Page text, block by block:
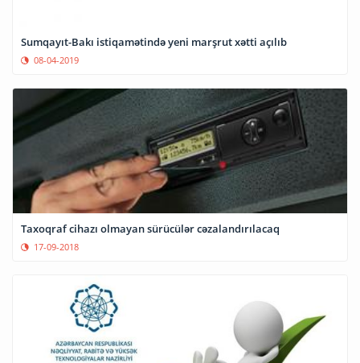
Sumqayıt-Bakı istiqamətində yeni marşrut xətti açılıb
08-04-2019
Taxoqraf cihazı olmayan sürücülər cəzalandırılacaq
17-09-2018